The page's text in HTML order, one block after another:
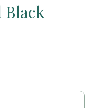
Black